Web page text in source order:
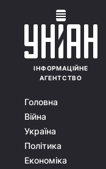
ІНФОРМАЦІЙНЕ
АГЕНТСТВО
Головна
Війна
Україна
Політика
Економіка